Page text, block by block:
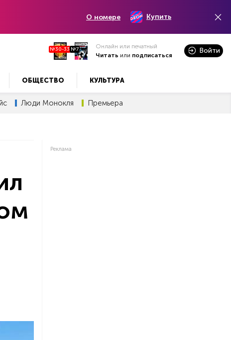
О номере Купить
№30-33 №7
Онлайн или печатный
Читать или подписаться
Войти
ОБЩЕСТВО КУЛЬТУРА
Люди Монокля Премьера
Реклама